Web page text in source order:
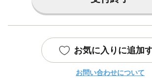
お気に入りに追加
お問い合わせについて